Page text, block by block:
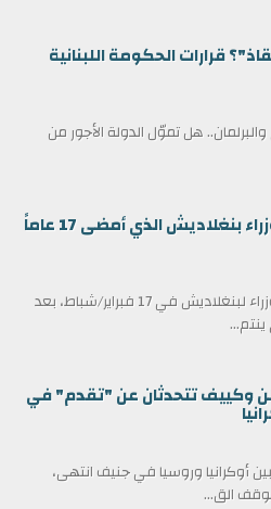
قرارات الحكومة اللبنانية
هل تموّل الدولة الأجور من
من هو طارق رحمن رئيس وزراء بنغلاديش الذي أمضى 17 عاماً
أدى طارق رحمن اليمين كرئيس وزراء لبنغلاديش في 17 فبراير/شباط، بعد
وكييف تتحدثان عن "تقدم" في
أوكرانيا وروسيا في جنيف انتهى،
الق...